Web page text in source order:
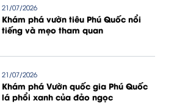
21/07/2026
Khám phá vườn tiêu Phú Quốc nổi
tiếng và mẹo tham quan
21/07/2026
Khám phá Vườn quốc gia Phú Quốc
lá phổi xanh của đảo ngọc